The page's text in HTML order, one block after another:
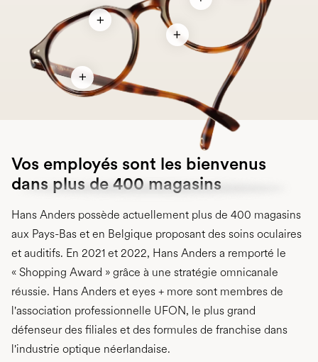
Vos employés sont les bienvenus
dans plus de 400 magasins
Hans Anders possède actuellement plus de 400 magasins
aux Pays-Bas et en Belgique proposant des soins oculaires
et auditifs. En 2021 et 2022, Hans Anders a remporté le
« Shopping Award » grâce à une stratégie omnicanale
réussie. Hans Anders et eyes + more sont membres de
l'association professionnelle UFON, le plus grand
défenseur des filiales et des formules de franchise dans
l'industrie optique néerlandaise.